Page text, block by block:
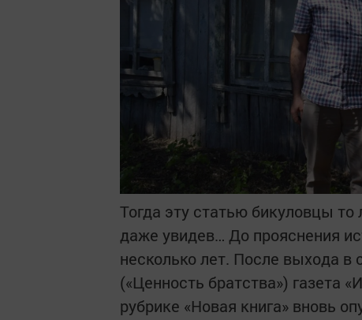
Тогда эту статью бикуловцы то
даже увидев… До прояснения
несколько лет. После выхода в
(«Ценность братства») газета
рубрике «Новая книга» вновь